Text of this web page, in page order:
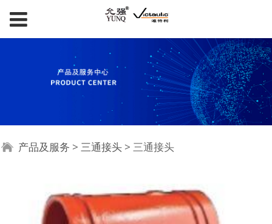
三通接头
产品及服务 > 三通接头 > 三通接头